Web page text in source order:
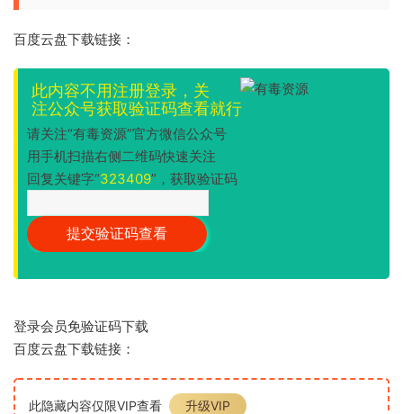
百度云盘下载链接：
此内容不用注册登录，关
注公众号获取验证码查看就行
请关注“有毒资源”官方微信公众号
用手机扫描右侧二维码快速关注
回复关键字“323409”，获取验证码
登录会员免验证码下载
百度云盘下载链接：
此隐藏内容仅限VIP查看 升级VIP